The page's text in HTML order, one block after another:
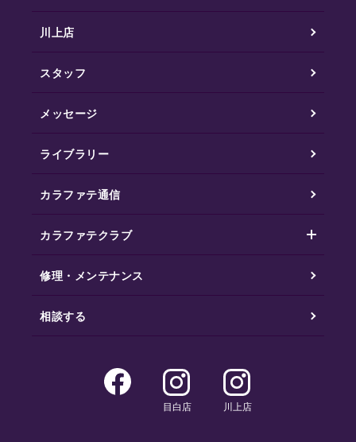
川上店
スタッフ
メッセージ
ライブラリー
カラファテ通信
カラファテクラブ
修理・メンテナンス
相談する
目白店 川上店